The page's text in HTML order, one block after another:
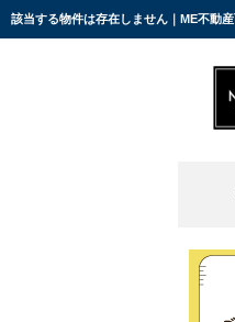
該当する物件は存在しません｜ME不動